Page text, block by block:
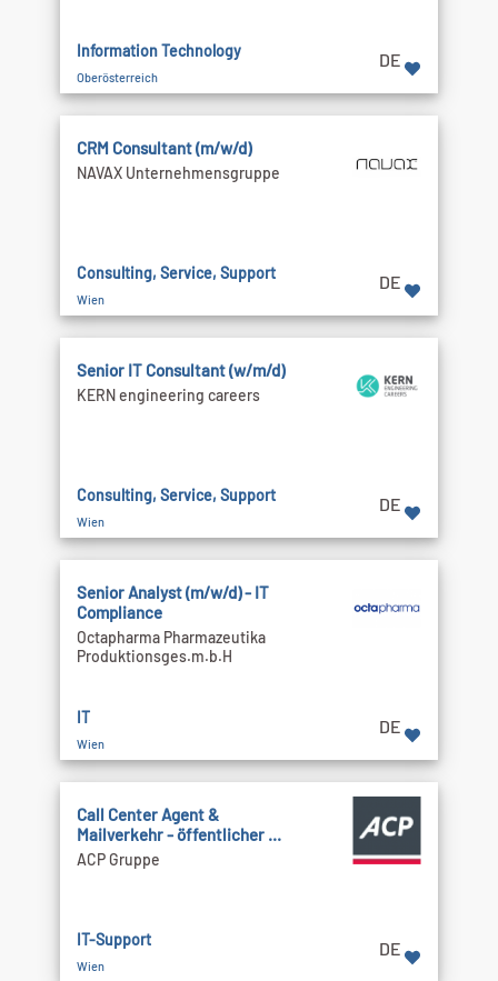
Information Technology
Oberösterreich
DE
CRM Consultant (m/w/d)
NAVAX Unternehmensgruppe
Consulting, Service, Support
Wien
DE
Senior IT Consultant (w/m/d)
KERN engineering careers
Consulting, Service, Support
Wien
DE
Senior Analyst (m/w/d) - IT
Compliance
Octapharma Pharmazeutika
Produktionsges.m.b.H
IT
Wien
DE
Call Cen­ter Agent &
Mailverkehr - öffentlicher ...
ACP Gruppe
IT-Support
Wien
DE